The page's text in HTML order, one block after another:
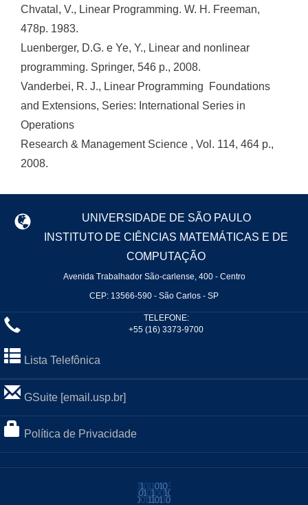
Chvatal, V., Linear Programming. W. H. Freeman,
478p. 1983.
Luenberger, D.G. e Ye, Y., Linear and nonlinear
programming. Springer, 546 p., 2008.
Vanderbei, R. J., Linear Programming  Foundations
and Extensions, Series: International Series in
Operations
Research & Management Science , Vol. 114, 464 p.,
2008.
UNIVERSIDADE DE SÃO PAULO
INSTITUTO DE CIÊNCIAS MATEMÁTICAS E DE
COMPUTAÇÃO
Avenida Trabalhador São-carlense, 400 - Centro
CEP: 13566-590 - São Carlos - SP
TELEFONE:
+55 (16) 3373-9700
Lista Telefônica
GSuite [email.usp.br]
Política de Privacidade